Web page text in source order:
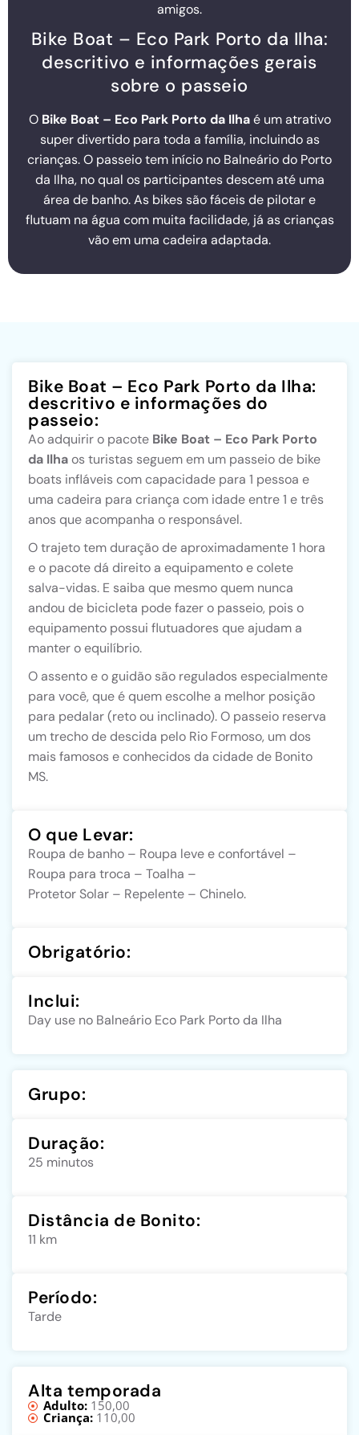
amigos.
Bike Boat – Eco Park Porto da Ilha:
descritivo e informações gerais
sobre o passeio
O Bike Boat – Eco Park Porto da Ilhaé um atrativo
super divertido para toda a família, incluindo as
crianças. O passeio tem início no Balneário do Porto
da Ilha, no qual os participantes descem até uma
área de banho. As bikes são fáceis de pilotar e
flutuam na água com muita facilidade, já as crianças
vão em uma cadeira adaptada.
Bike Boat – Eco Park Porto da Ilha:
descritivo e informações do
passeio:
Ao adquirir o pacote Bike Boat – Eco Park Porto
da Ilhaos turistas seguem em um passeio de bike
boats infláveis com capacidade para 1 pessoa e
uma cadeira para criança com idade entre 1 e três
anos que acompanha o responsável.
O trajeto tem duração de aproximadamente 1 hora
e o pacote dá direito a equipamento e colete
salva-vidas. E saiba que mesmo quem nunca
andou de bicicleta pode fazer o passeio, pois o
equipamento possui flutuadores que ajudam a
manter o equilíbrio.
O assento e o guidão são regulados especialmente
para você, que é quem escolhe a melhor posição
para pedalar (reto ou inclinado). O passeio reserva
um trecho de descida pelo Rio Formoso, um dos
mais famosos e conhecidos da cidade de Bonito
MS.
O que Levar:
Roupa de banho – Roupa leve e confortável –
Roupa para troca – Toalha –
Protetor Solar – Repelente – Chinelo.
Obrigatório:
Inclui:
Day use no Balneário Eco Park Porto da Ilha
Grupo:
Duração:
25 minutos
Distância de Bonito:
11 km
Período:
Tarde
Alta temporada
Adulto: 150,00
Criança: 110,00